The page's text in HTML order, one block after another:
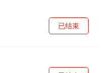
已结束